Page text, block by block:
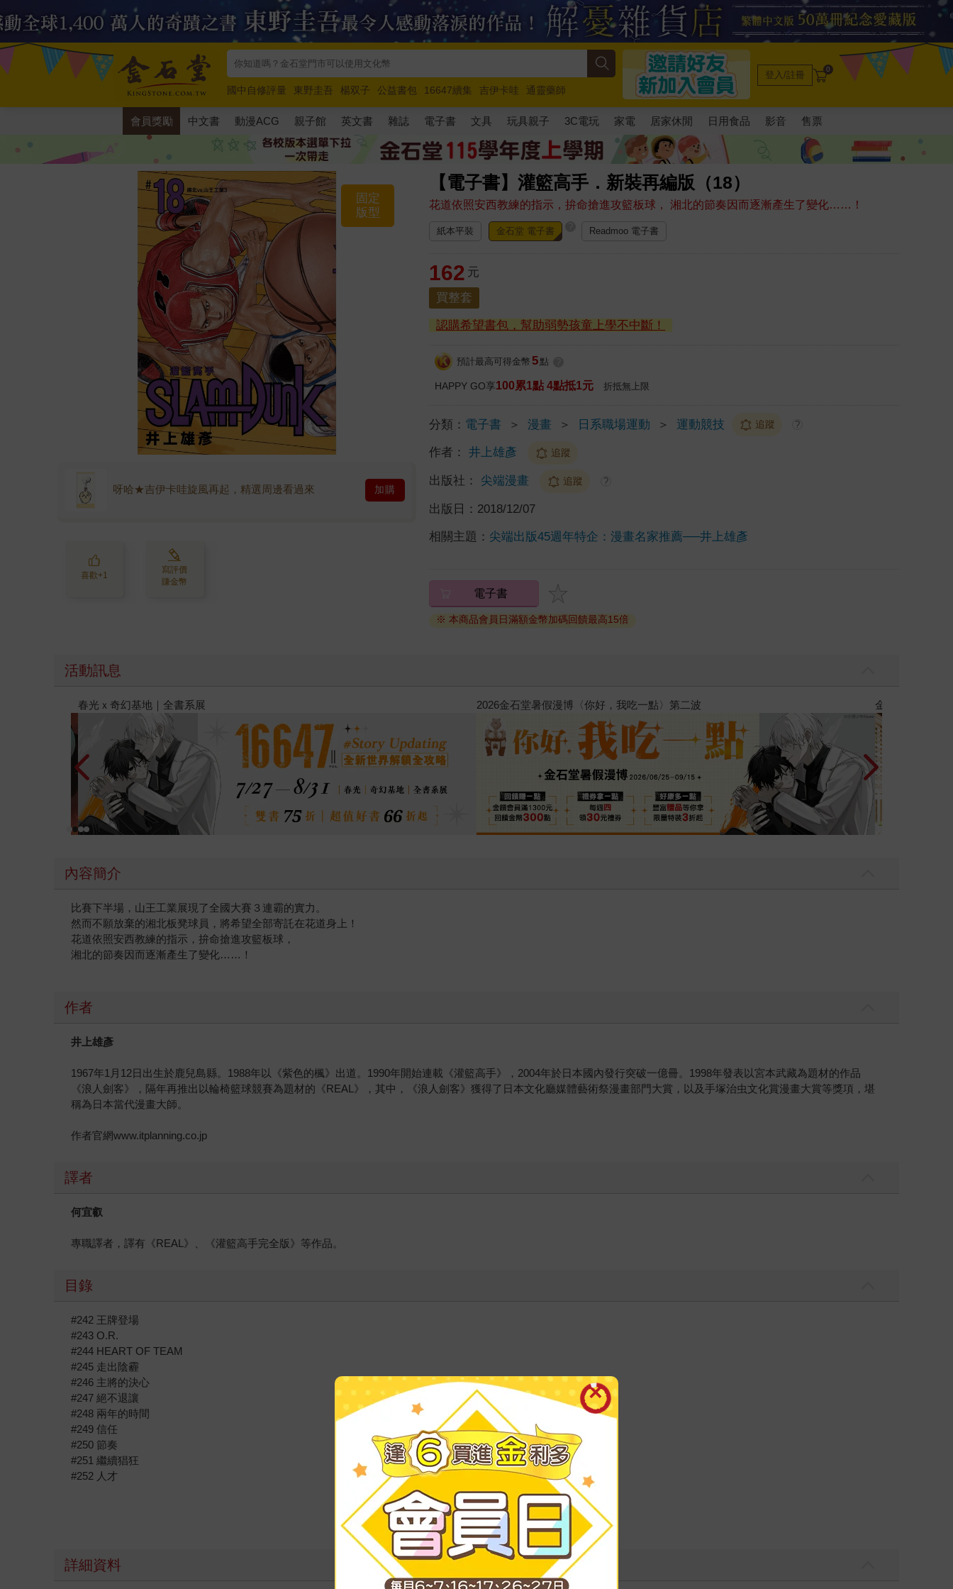
國中自修評量 東野圭吾 楊双子 公益書包 16647續集 吉伊卡哇
通靈藥師
唯紅花綻放
奧德賽 路邊攤新作 馬斯克 玩具總動員5 超慢跑
登入/註冊 0
會員獎勵 中文書 動漫ACG 親子館 英文書 雜誌 電子書 文具 玩具親子 3C電玩 家電 居家休閒 日用食品 影音 售票
【電子書】灌籃高手．新裝再編版（18）
花道依照安西教練的指示，拚命搶進攻籃板球， 湘北的節奏因而逐漸產生了變化……！
固定
版型
呀哈★吉伊卡哇旋風再起，精選周邊看過來 加購
喜歡+1
寫評價
賺金幣
紙本平裝 金石堂 電子書 Readmoo 電子書
162 元
買整套
認購希望書包，幫助弱勢孩童上學不中斷！
預計最高可得金幣 5 點
HAPPY GO享100累1點 4點抵1元 折抵無上限
分類： 電子書 ＞ 漫畫 ＞ 日系職場運動 ＞ 運動競技 追蹤 ?
作者： 井上雄彥 追蹤
出版社： 尖端漫畫 追蹤 ?
出版日： 2018/12/07
相關主題： 尖端出版45週年特企：漫畫名家推薦──井上雄彥
電子書
※ 本商品會員日滿額金幣加碼回饋最高15倍
活動訊息
金石堂2026海外優惠：電子書 台灣角川2026漫畫博覽會 攻殼機動隊
內容簡介
比賽下半場，山王工業展現了全國大賽３連霸的實力。
然而不願放棄的湘北板凳球員，將希望全部寄託在花道身上！
花道依照安西教練的指示，拚命搶進攻籃板球，
湘北的節奏因而逐漸產生了變化……！
作者
井上雄彥
1967年1月12日出生於鹿兒島縣。1988年以《紫色的楓》出道。1990年開始連載《灌籃高手》，2004年於日本國內發行突破一億冊。1998年發表以宮本武藏為題材的作品
《浪人劍客》，隔年再推出以輪椅籃球競賽為題材的《REAL》，其中，《浪人劍客》獲得了日本文化廳媒體藝術祭漫畫部門大賞，以及手塚治虫文化賞漫畫大賞等獎項，堪
稱為日本當代漫畫大師。
作者官網www.itplanning.co.jp
譯者
何宜叡
專職譯者，譯有《REAL》、《灌籃高手完全版》等作品。
目錄
#242 王牌登場
#243 O.R.
#244 HEART OF TEAM
#245 走出陰霾
#246 主將的決心
#247 絕不退讓
#248 兩年的時間
#249 信任
#250 節奏
#251 繼續猖狂
#252 人才
詳細資料